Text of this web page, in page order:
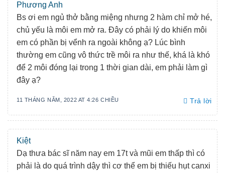
Phương Anh
Bs ơi em ngủ thở bằng miệng nhưng 2 hàm chỉ mở hé,
chủ yếu là môi em mở ra. Đây có phải lý do khiến môi
em có phần bị vểnh ra ngoài không ạ? Lúc bình
thường em cũng vô thức trề môi ra như thế, khá là khó
để 2 môi đóng lại trong 1 thời gian dài, em phải làm gì
đây ạ?
11 THÁNG NĂM, 2022 AT 4:26 CHIỀU Trả lời
Kiệt
Dạ thưa bác sĩ năm nay em 17t và mũi em thấp thì có
phải là do quá trình dậy thì cơ thể em bị thiếu hụt canxi